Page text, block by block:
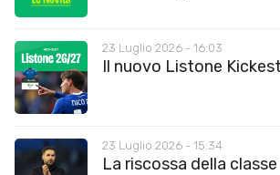
23 Luglio 2026 - 16:03
Il nuovo Listone
23 Luglio 2026 - 15:34
La riscossa della